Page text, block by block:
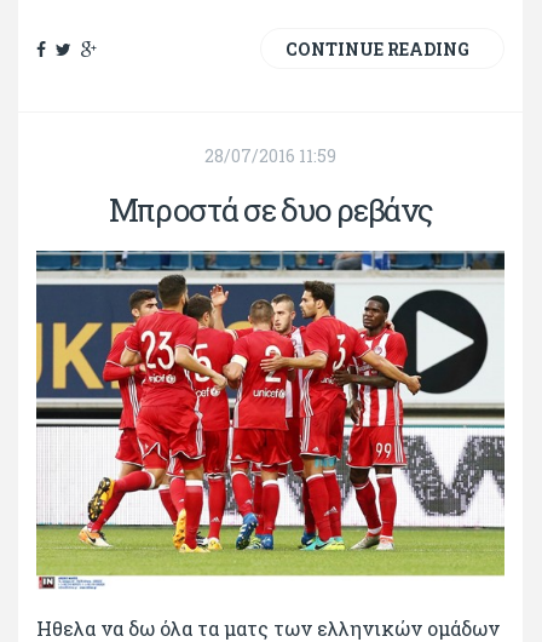
CONTINUE READING
28/07/2016 11:59
Μπροστά σε δυο ρεβάνς
Ηθελα να δω όλα τα ματς των ελληνικών ομάδων